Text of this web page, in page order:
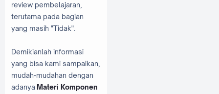
review pembelajaran,
terutama pada bagian
yang masih "Tidak".
Demikianlah informasi
yang bisa kami sampaikan,
mudah-mudahan dengan
adanya Materi Komponen